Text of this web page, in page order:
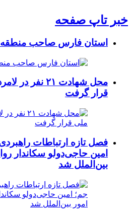
خبر تاپ صفحه
استان فارس صاحب منطقه
محل شهادت ۲۱
قرار گرفت
فصل تازه ارتباطات
امین حاجی‌دولو سکاندار
بین‌الملل شد